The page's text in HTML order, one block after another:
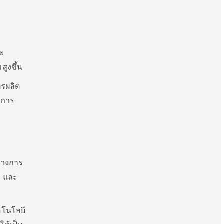
สูงขึ้น
ผลิต
าร
งการ
และ
นโลยี